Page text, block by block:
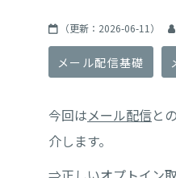
（更新： 2026-06-11 ）
メール配信基礎
今回はメール配信と
介します。